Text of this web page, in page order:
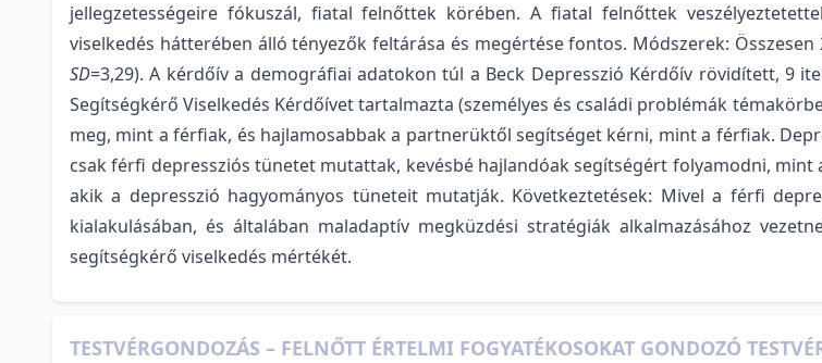
jellegzetességeire fókuszál, fiatal felnőttek körében. A fiatal felnőttek
viselkedés hátterében álló tényezők feltárása és megértése fontos. Módszerek:
SD=3,29). A kérdőív a demográfiai adatokon túl a Beck Depresszió Kérdőív rövidített, 9
Segítségkérő Viselkedés Kérdőívet tartalmazta (személyes és családi problémák
meg, mint a férfiak, és hajlamosabbak a partnerüktől segítséget kérni, mint a férfiak.
csak férfi depressziós tünetet mutattak, kevésbé hajlandóak segítségért folyamodni,
akik a depresszió hagyományos tüneteit mutatják. Következtetések: Mivel a férfi
kialakulásában, és általában maladaptív megküzdési stratégiák alkalmazásához
segítségkérő viselkedés mértékét.
TESTVÉRGONDOZÁS – FELNŐTT ÉRTELMI FOGYATÉKOSOKAT GONDOZÓ